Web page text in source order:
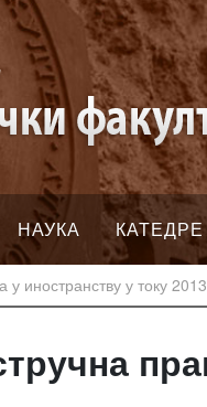
НАУКА КАТЕДРЕ
у иностранству у току